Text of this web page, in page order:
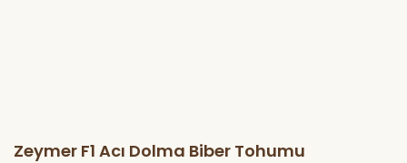
Zeymer F1 Acı Dolma Biber Tohumu